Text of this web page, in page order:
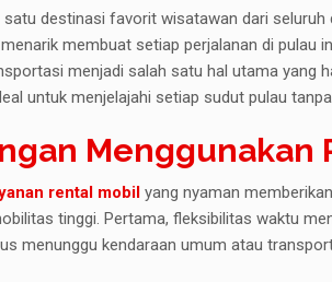
satu destinasi favorit wisatawan dari seluruh
membuat setiap perjalanan di pulau
menjadi salah satu hal utama yang
untuk menjelajahi setiap sudut pulau
Menggunakan
rental mobil yang nyaman
tinggi. Pertama, fleksibilitas waktu
menunggu kendaraan umum atau